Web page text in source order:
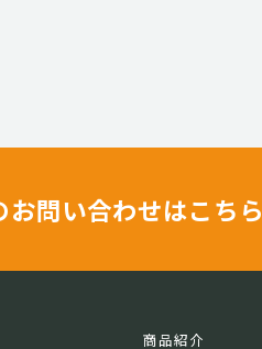
お問い合わせはこちら
商品紹介